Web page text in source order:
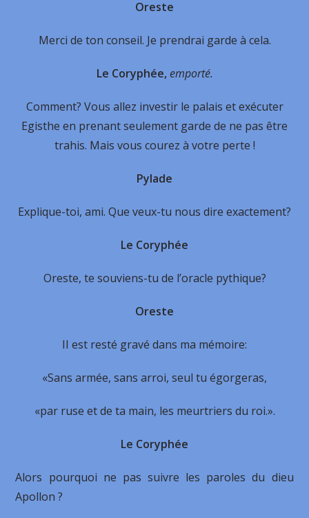
Oreste
Merci de ton conseil. Je prendrai garde à cela.
Le Coryphée,emporté.
Comment? Vous allez investir le palais et exécuter
Egisthe en prenant seulement garde de ne pas être
trahis. Mais vous courez à votre perte !
Pylade
Explique-toi, ami. Que veux-tu nous dire exactement?
Le Coryphée
Oreste, te souviens-tu de l’oracle pythique?
Oreste
II est resté gravé dans ma mémoire:
«Sans armée, sans arroi, seul tu égorgeras,
«par ruse et de ta main, les meurtriers du roi.».
Le Coryphée
Alors pourquoi ne pas suivre les paroles du dieu
Apollon ?